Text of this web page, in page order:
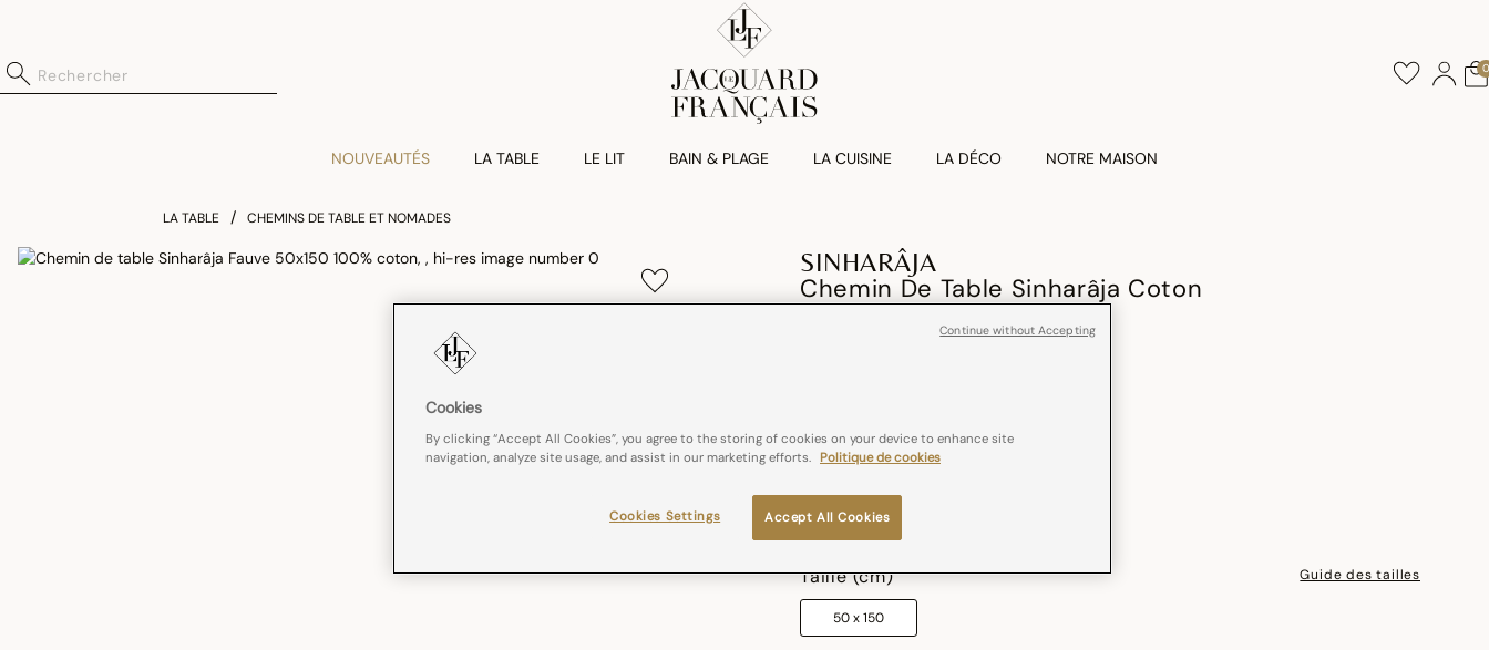
0
NOUVEAUTÉS LA TABLE LE LIT BAIN & PLAGE LA CUISINE LA DÉCO NOTRE MAISON
LA TABLE CHEMINS DE TABLE ET NOMADES
SINHARÂJA
Chemin De Table Sinharâja Coton
Couleurs :Fauve
sélectionné
Taille (cm) Guide des tailles
50 x 150
Cookies
By clicking “Accept All Cookies”, you agree to the storing of cookies on your device to enhance site
navigation, analyze site usage, and assist in our marketing efforts. Politique de cookies
Accept All Cookies
Cookies Settings
Continue without Accepting